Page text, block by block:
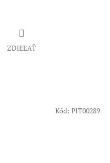
ZDIEĽAŤ
Kód: PIT00289